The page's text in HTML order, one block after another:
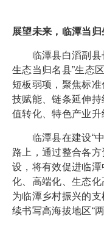
展望未来，临潭当
临潭县白滔副县
生态当归名县”生态
短板弱项，聚焦标
技赋能、链条延伸
值转化、特色产业升
临潭县在建设“中
路上，通过整合各
设，将有效促进临
化、高端化、生态
为临潭乡村振兴的
续书写高海拔地区“